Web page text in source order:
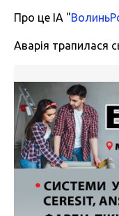
Про це ІА "
Аварія трапилася